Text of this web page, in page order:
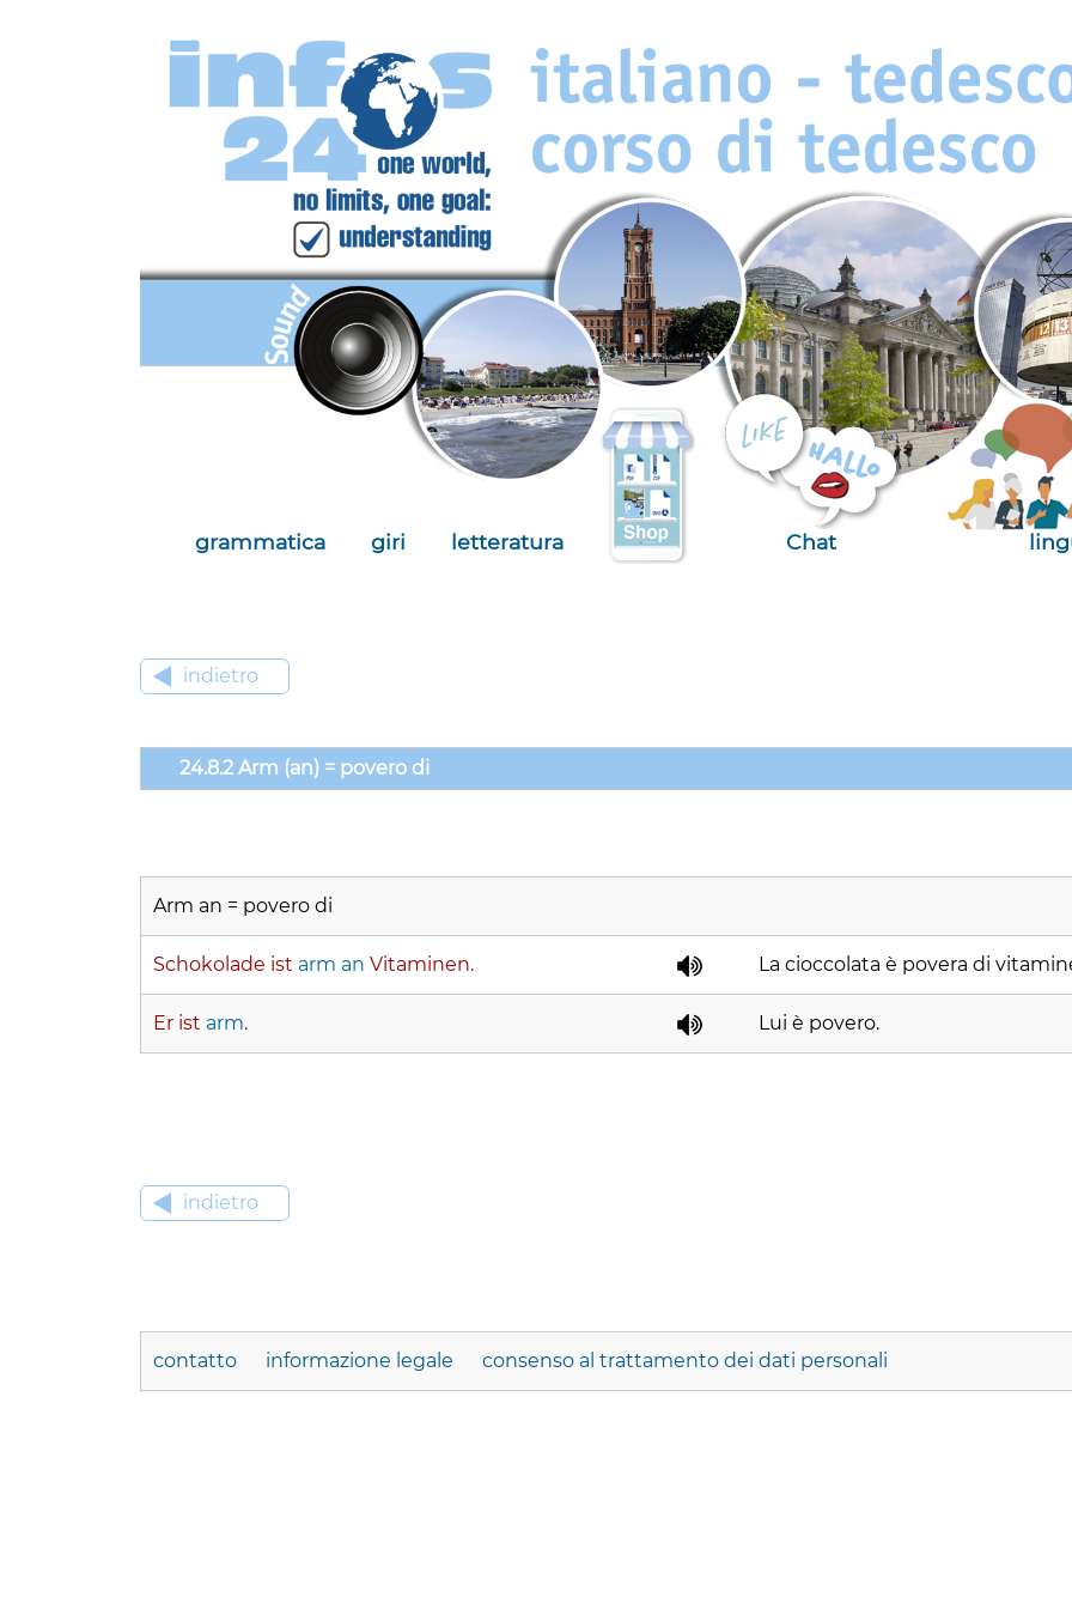
grammatica giri letteratura Chat
indietro
24.8.2 Arm (an) = povero di
Arm an = povero di
Schokolade ist arm an Vitaminen. La cioccolata è povera di
Er ist arm. Lui è povero.
indietro
contatto informazione legale consenso al trattamento dei dati personali